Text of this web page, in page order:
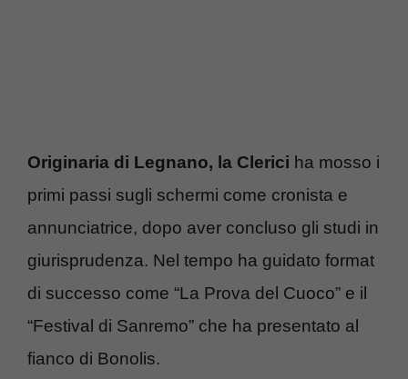
Originaria di Legnano, la Clerici ha mosso i
primi passi sugli schermi come cronista e
annunciatrice, dopo aver concluso gli studi in
giurisprudenza. Nel tempo ha guidato format
di successo come “La Prova del Cuoco” e il
“Festival di Sanremo” che ha presentato al
fianco di Bonolis.